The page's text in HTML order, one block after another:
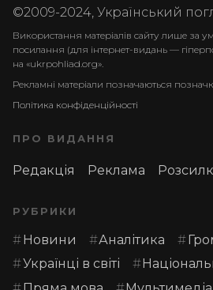
©2009-2024, Український
Використання матеріалів сайту лише за
посилання (для інтернет-видань —
на «ukrpohliad.org».
Рекламні матеріали позначаються
Політика конфіденційності
ПРО ВИДАННЯ
Редакція Реклама
РУБРИКИ
Новини Аналітика
Українці в світі